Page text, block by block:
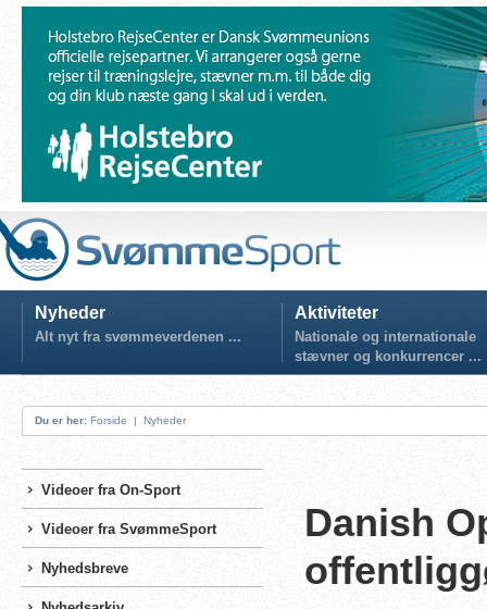
Nyheder
Alt nyt fra svømmeverdenen ...
Aktiviteter
Nationale og internationale
stævner og konkurrencer ...
Du er her: Forside | Nyheder
Videoer fra On-Sport
Videoer fra SvømmeSport
Nyhedsbreve
Danish